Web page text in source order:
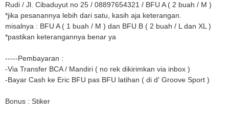
Rudi / Jl. Cibaduyut no 25 / 08897654321 / BFU A ( 2 buah / M )
*jika pesanannya lebih dari satu, kasih aja keterangan.
misalnya : BFU A ( 1 buah / M ) dan BFU B ( 2 buah / L dan XL )
*pastikan keterangannya benar ya
-----Pembayaran :
-Via Transfer BCA / Mandiri ( no rek dikirimkan via inbox )
-Bayar Cash ke Eric BFU pas BFU latihan ( di d' Groove Sport )
Bonus : Stiker